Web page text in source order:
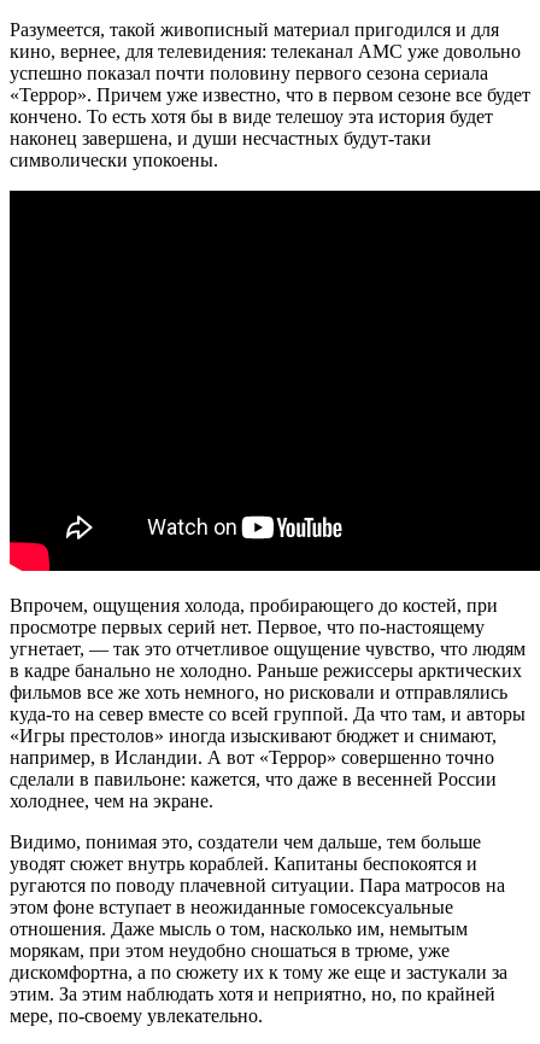
Разумеется, такой живописный материал пригодился и для
кино, вернее, для телевидения: телеканал AMC уже довольно
успешно показал почти половину первого сезона сериала
«Террор». Причем уже известно, что в первом сезоне все будет
кончено. То есть хотя бы в виде телешоу эта история будет
наконец завершена, и души несчастных будут-таки
символически упокоены.
Впрочем, ощущения холода, пробирающего до костей, при
просмотре первых серий нет. Первое, что по-настоящему
угнетает, — так это отчетливое ощущение чувство, что людям
в кадре банально не холодно. Раньше режиссеры арктических
фильмов все же хоть немного, но рисковали и отправлялись
куда-то на север вместе со всей группой. Да что там, и авторы
«Игры престолов» иногда изыскивают бюджет и снимают,
например, в Исландии. А вот «Террор» совершенно точно
сделали в павильоне: кажется, что даже в весенней России
холоднее, чем на экране.
Видимо, понимая это, создатели чем дальше, тем больше
уводят сюжет внутрь кораблей. Капитаны беспокоятся и
ругаются по поводу плачевной ситуации. Пара матросов на
этом фоне вступает в неожиданные гомосексуальные
отношения. Даже мысль о том, насколько им, немытым
морякам, при этом неудобно сношаться в трюме, уже
дискомфортна, а по сюжету их к тому же еще и застукали за
этим. За этим наблюдать хотя и неприятно, но, по крайней
мере, по-своему увлекательно.